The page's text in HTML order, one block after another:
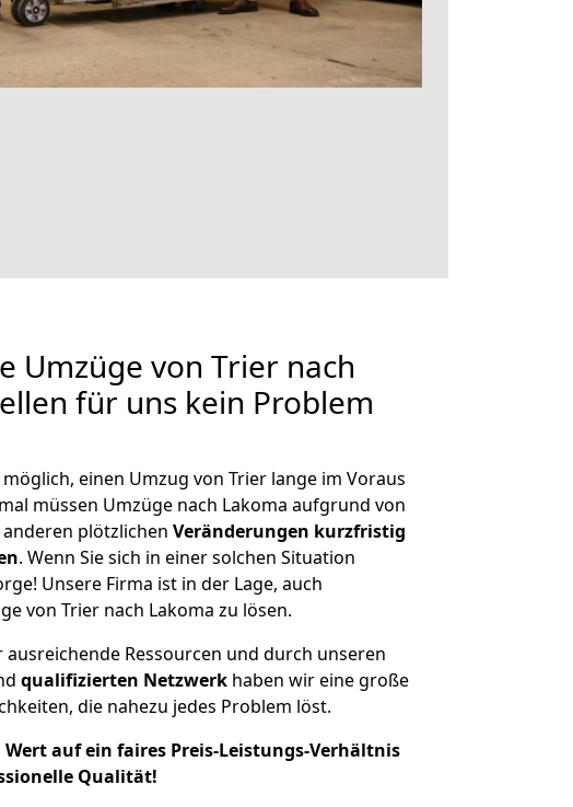
Umzüge von Trier nach
für uns kein Problem
einen Umzug von Trier lange im Voraus
müssen Umzüge nach Lakoma aufgrund von
plötzlichen Veränderungen kurzfristig
. Wenn Sie sich in einer solchen Situation
Unsere Firma ist in der Lage, auch
von Trier nach Lakoma zu lösen.
Ressourcen und durch unseren
qualifizierten Netzwerk haben wir eine große
die nahezu jedes Problem löst.
auf ein faires Preis-Leistungs-Verhältnis
Qualität!